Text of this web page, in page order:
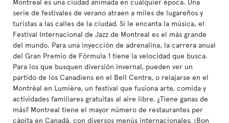
serie de festivales de verano atraen a miles de lugareños y
turistas a las calles de la ciudad. Si le encanta la música, el
Festival Internacional de Jazz de Montreal es el más grande
del mundo. Para una inyección de adrenalina, la carrera anual
del Gran Premio de Fórmula 1 tiene la velocidad que busca.
Para los que busquen diversión invernal, pueden ver un
partido de los Canadiens en el Bell Centre, o relajarse en el
Montréal en Lumière, un festival que fusiona arte, comida y
actividades familiares gratuitas al aire libre. ¿Tiene ganas de
más? Montreal tiene el mayor número de restaurantes per
cápita en Canadá, con diversos menús internacionales. ¡Bon